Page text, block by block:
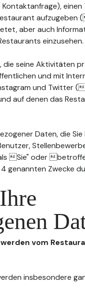
aufzugeben
aber auch
einzusehen.
seine Aktivitäten
und mit
und Twitter (
auf denen das
Daten, die
Sie" oder
genannten Zwecke
vom
insbesondere